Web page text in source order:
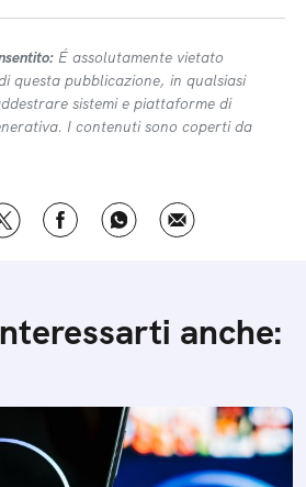
É assolutamente vietato
questa pubblicazione, in qualsiasi
sistemi e piattaforme di
I contenuti sono coperti da
anche: